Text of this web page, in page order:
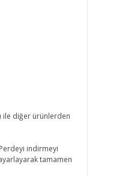
ile diğer ürünlerden
indirmeyi
tamamen